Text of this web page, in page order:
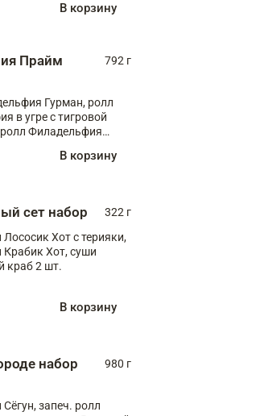
В корзину
Прайм
792 г
Гурман, ролл
в угре с тигровой
ролл Филадельфия
В корзину
сет набор
322 г
Лососик Хот с терияки,
Крабик Хот, суши
краб 2 шт.
В корзину
набор
980 г
запеч. ролл